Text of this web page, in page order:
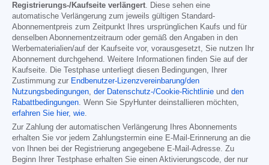
Registrierungs-/Kaufseite verlängert. Diese sehen eine
automatische Verlängerung zum jeweils gültigen Standard-
Abonnementpreis zum Zeitpunkt Ihres ursprünglichen Kaufs und für
denselben Abonnementzeitraum oder gemäß den Angaben in den
Werbematerialien/auf der Kaufseite vor, vorausgesetzt, Sie nutzen Ihr
Abonnement durchgehend. Weitere Informationen finden Sie auf der
Kaufseite. Die Testphase unterliegt diesen Bedingungen, Ihrer
Zustimmung zur Endbenutzer-Lizenzvereinbarung/den
Nutzungsbedingungen, der Datenschutz-/Cookie-Richtlinie und den
Rabattbedingungen. Wenn Sie SpyHunter deinstallieren möchten,
erfahren Sie hier, wie.
Zur Zahlung der automatischen Verlängerung Ihres Abonnements
erhalten Sie vor jedem Zahlungstermin eine E-Mail-Erinnerung an die
von Ihnen bei der Registrierung angegebene E-Mail-Adresse. Zu
Beginn Ihrer Testphase erhalten Sie einen Aktivierungscode, der nur